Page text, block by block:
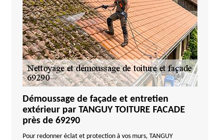
Démoussage de façade et entretien
extérieur par TANGUY TOITURE FACADE
près de 69290
Pour redonner éclat et protection à vos murs, TANGUY